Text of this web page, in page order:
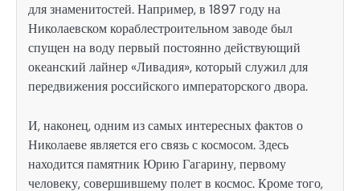
для знаменитостей. Например, в 1897 году на
Николаевском кораблестроительном заводе был
спущен на воду первый постоянно действующий
океанский лайнер «Ливадия», который служил для
передвижения российского императорского двора.
И, наконец, одним из самых интересных фактов о
Николаеве является его связь с космосом. Здесь
находится памятник Юрию Гагарину, первому
человеку, совершившему полет в космос. Кроме того,